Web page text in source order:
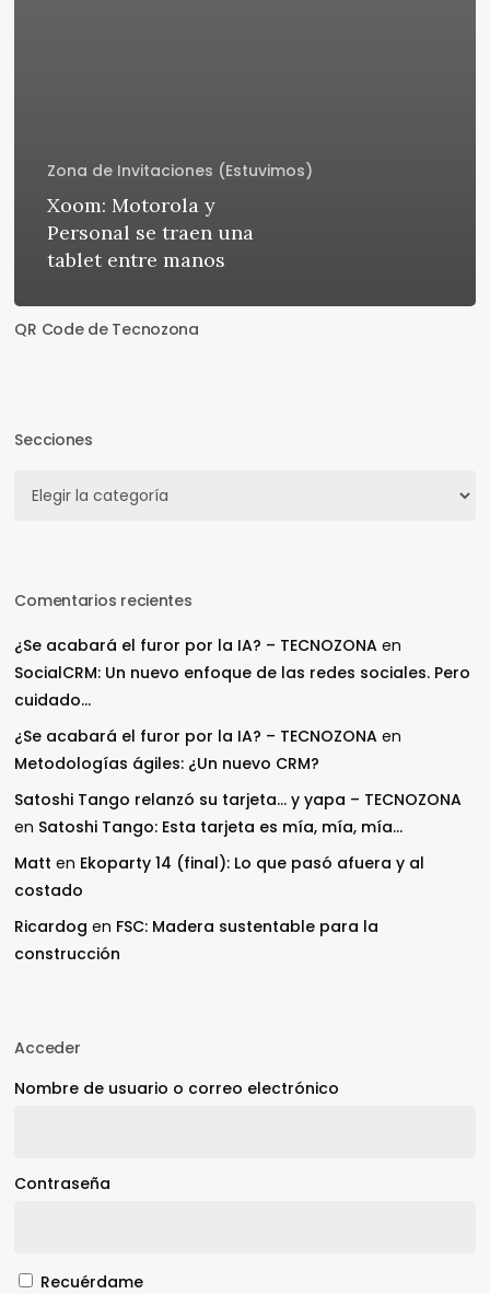
Zona de Invitaciones (Estuvimos)
Xoom: Motorola y
Personal se traen una
tablet entre manos
QR Code de Tecnozona
Secciones
Comentarios recientes
¿Se acabará el furor por la IA? – TECNOZONA en
SocialCRM: Un nuevo enfoque de las redes sociales. Pero
cuidado…
¿Se acabará el furor por la IA? – TECNOZONA en
Metodologías ágiles: ¿Un nuevo CRM?
Satoshi Tango relanzó su tarjeta… y yapa – TECNOZONA
en Satoshi Tango: Esta tarjeta es mía, mía, mía…
Matt en Ekoparty 14 (final): Lo que pasó afuera y al
costado
Ricardog en FSC: Madera sustentable para la
construcción
Acceder
Nombre de usuario o correo electrónico
Contraseña
Recuérdame